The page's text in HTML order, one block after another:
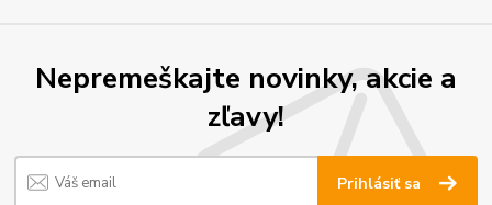
Nepremeškajte novinky, akcie a
zľavy!
Prihlásiť sa